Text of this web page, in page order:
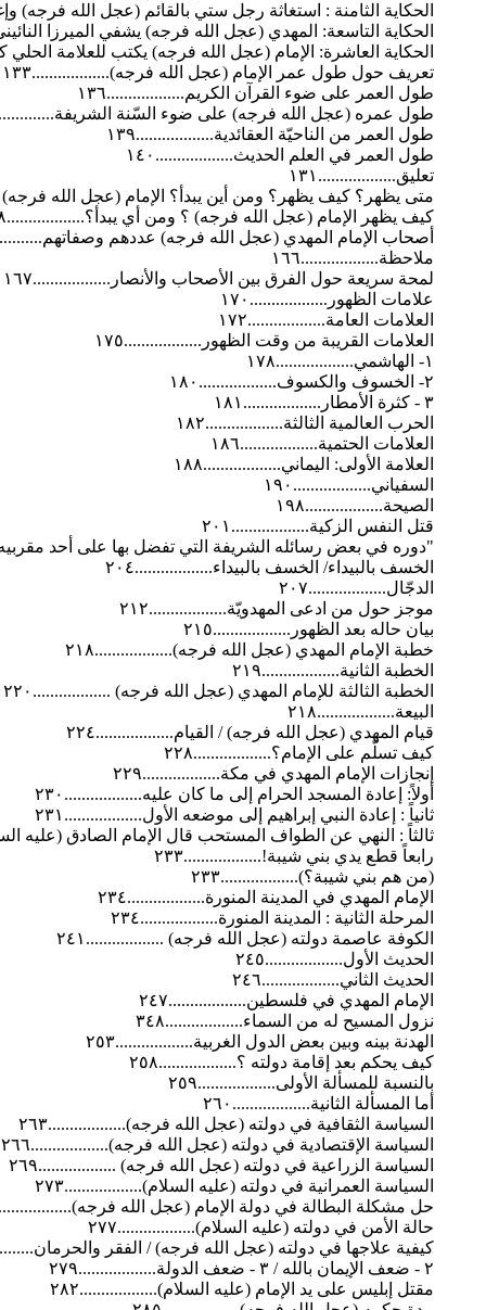
الحكاية الثامنة : استغاثة رجل ستي بالقائم (عجل الله فرجه)
الحكاية التاسعة: المهدي (عجل الله فرجه) يشفي الميرزا
الحكاية العاشرة: الإمام (عجل الله فرجه) يكتب للعلامة الحلي
تعريف حول طول عمر الإمام (عجل الله فرجه)..................١٣٣
طول العمر على ضوء القرآن الكريم..................١٣٦
طول عمره (عجل الله فرجه) على ضوء السّنة
طول العمر من الناحيّة العقائدية..................١٣٩
طول العمر في العلم الحديث..................١٤٠
تعليق..................١٣١
متى يظهر؟ كيف يظهر؟ ومن أين يبدأ؟ الإمام (عجل الله فرجه) /
كيف يظهر الإمام (عجل الله فرجه) ؟ ومن أي يبدأ؟..................١٤٨
أصحاب الإمام المهدي (عجل الله فرجه) عددهم
ملاحظة..................١٦٦
لمحة سريعة حول الفرق بين الأصحاب والأنصار..................١٦٧
علامات الظهور..................١٧٠
العلامات العامة..................١٧٢
العلامات القريبة من وقت الظهور..................١٧٥
۱- الهاشمي..................١٧٨
٢- الخسوف والكسوف..................١٨٠
٣ - كثرة الأمطار..................١٨١
الحرب العالمية الثالثة..................١٨٢
العلامات الحتمية..................١٨٦
العلامة الأولى: اليماني..................١٨٨
السفياني..................١٩٠
الصيحة..................١٩٨
قتل النفس الزكية..................٢٠١
"دوره في بعض رسائله الشريفة التي تفضل بها على أحد
الخسف بالبيداء/ الخسف بالبيداء..................٢٠٤
الدجّال..................٢٠٧
موجز حول من ادعى المهدويّة..................٢١٢
بیان حاله بعد الظهور..................٢١٥
خطبة الإمام المهدي (عجل الله فرجه)..................٢١٨
الخطبة الثانية..................٢١٩
الخطبة الثالثة للإمام المهدي (عجل الله فرجه) ..................٢٢٠
البيعة..................٢١٨
قيام المهدي (عجل الله فرجه) / القيام..................٢٢٤
كيف تسلّم على الإمام؟..................٢٢٨
إنجازات الإمام المهدي في مكة..................٢٢٩
أولاً: إعادة المسجد الحرام إلى ما كان عليه..................٢٣٠
ثانياً : إعادة النبي إبراهيم إلى موضعه الأول..................٢٣١
ثالثاً : النهي عن الطواف المستحب قال الإمام الصادق (عليه
رابعاً قطع يدي بني شيبة!..................٢٣٣
(من هم بني شيبة؟)..................٢٣٣
الإمام المهدي في المدينة المنورة..................٢٣٤
المرحلة الثانية : المدينة المنورة..................٢٣٤
الكوفة عاصمة دولته (عجل الله فرجه) ..................٢٤١
الحديث الأول..................٢٤٥
الحديث الثاني..................٢٤٦
الإمام المهدي في فلسطين..................٢٤٧
نزول المسيح له من السماء..................٣٤٨
الهدنة بينه وبين بعض الدول الغربية..................٢٥٣
كيف يحكم بعد إقامة دولته ؟..................٢٥٨
بالنسبة للمسألة الأولى..................٢٥٩
أما المسألة الثانية..................٢٦٠
السياسة الثقافية في دولته (عجل الله فرجه)..................٢٦٣
السياسة الإقتصادية في دولته (عجل الله فرجه)..................٢٦٦
السياسة الزراعية في دولته (عجل الله فرجه) ..................٢٦٩
السياسة العمرانية في دولته (عليه السلام)..................٢٧٣
حل مشكلة البطالة في دولة الإمام (عجل الله
حالة الأمن في دولته (عليه السلام)..................٢٧٧
كيفية علاجها في دولته (عجل الله فرجه) / الفقر
۲ - ضعف الإيمان بالله / ٣ - ضعف الدولة..................٢٧٩
مقتل إبليس على يد الإمام (عليه السلام)..................٢٨٢